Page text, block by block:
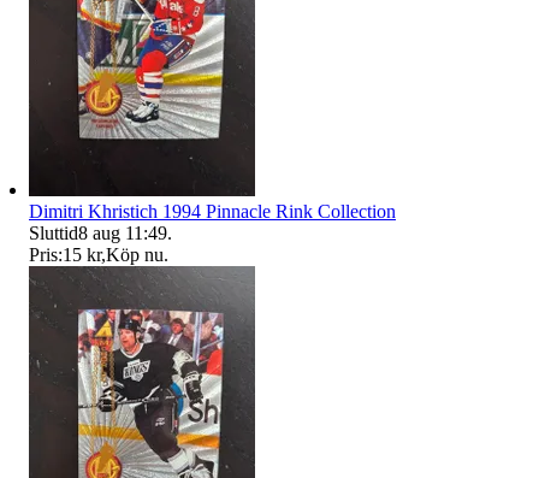
Dimitri Khristich 1994 Pinnacle Rink Collection
Sluttid8 aug 11:49.
Pris:15 kr,Köp nu.